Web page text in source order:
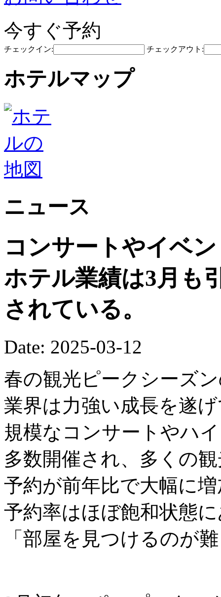
今すぐ予約
チェックイン: チェックアウト:
ホテルマップ
ニュース
コンサートやイベ
ホテル業績は3月も
されている。
Date: 2025-03-12
春の観光ピークシーズ
業界は力強い成長を遂
規模なコンサートやハ
多数開催され、多くの
予約が前年比で大幅に
予約率はほぼ飽和状態
「部屋を見つけるのが